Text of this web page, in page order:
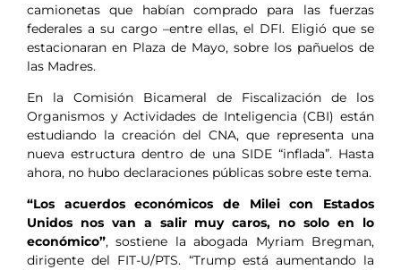
camionetas que habían comprado para las fuerzas
federales a su cargo –entre ellas, el DFI. Eligió que se
estacionaran en Plaza de Mayo, sobre los pañuelos de
las Madres.
En la Comisión Bicameral de Fiscalización de los
Organismos y Actividades de Inteligencia (CBI) están
estudiando la creación del CNA, que representa una
nueva estructura dentro de una SIDE “inflada”. Hasta
ahora, no hubo declaraciones públicas sobre este tema.
“Los acuerdos económicos de Milei con Estados
Unidos nos van a salir muy caros, no solo en lo
económico”, sostiene la abogada Myriam Bregman,
dirigente del FIT-U/PTS. “Trump está aumentando la